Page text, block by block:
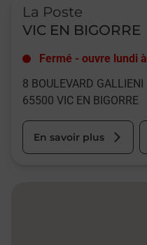
La Poste
VIC EN BIGORRE
Fermé - ouvre lundi à
8 BOULEVARD GALLIENI
65500 VIC EN BIGORRE
En savoir plus